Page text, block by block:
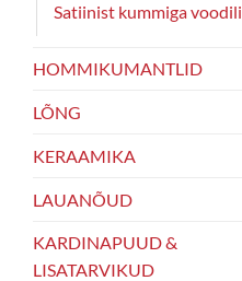
Satiinist kummiga
HOMMIKUMANTLID
LÕNG
KERAAMIKA
LAUANÕUD
KARDINAPUUD &
LISATARVIKUD